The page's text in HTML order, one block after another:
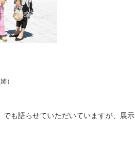
）
でも語らせていただいていますが、展示